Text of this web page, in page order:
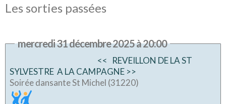
Les sorties passées
mercredi 31 décembre 2025 à 20:00
<< REVEILLON DE LA ST
SYLVESTRE A LA CAMPAGNE >>
Soirée dansante St Michel (31220)